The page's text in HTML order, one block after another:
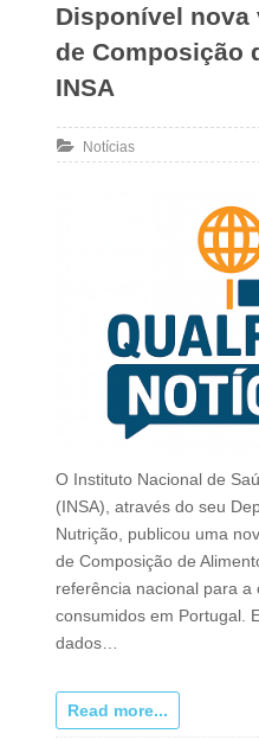
Disponível nova
de Composição
INSA
Notícias
O Instituto Nacional de
(INSA), através do seu
Nutrição, publicou uma
de Composição de
referência nacional para
consumidos em Portugal.
dados…
Read more...